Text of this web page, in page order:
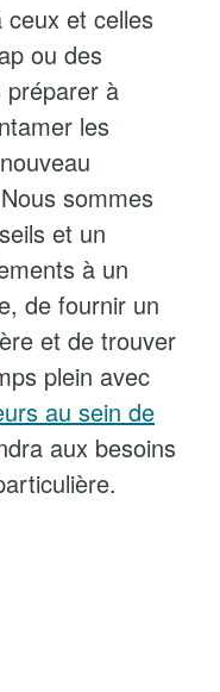
et celles
ou des
préparer à
les
sommes
et un
à un
de fournir un
et de trouver
plein avec
au sein de
aux besoins